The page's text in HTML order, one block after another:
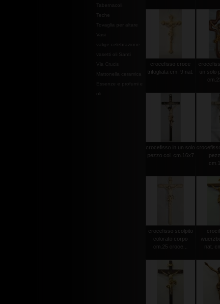
Tabernacoli
valige celebrazione
Mattonella ceramica
Essenze e profumi e
crocefisso croce
trifogliata cm. 9 nat.
un solo
crocefisso in un solo
pezzo col. cm.16x7
crocefisso scolpito
colorato corpo
cm.25 croce...
nat.